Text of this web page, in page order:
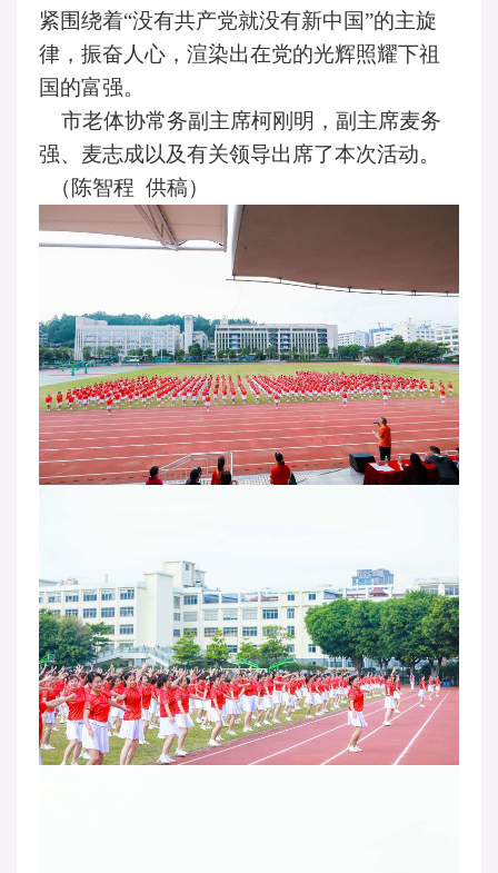
紧围绕着“没有共产党就没有新中国”的主旋
律，振奋人心，渲染出在党的光辉照耀下祖
国的富强。
市老体协常务副主席柯刚明，副主席麦务
强、麦志成以及有关领导出席了本次活动。
（陈智程 供稿）